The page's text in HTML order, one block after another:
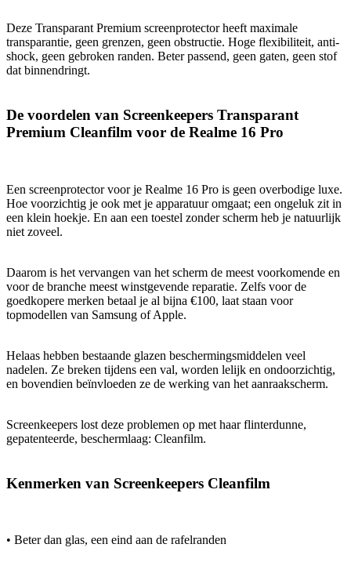
Deze Transparant Premium screenprotector heeft maximale
transparantie, geen grenzen, geen obstructie. Hoge flexibiliteit, anti-
shock, geen gebroken randen. Beter passend, geen gaten, geen stof
dat binnendringt.
De voordelen van Screenkeepers Transparant
Premium Cleanfilm voor de Realme 16 Pro
Een screenprotector voor je Realme 16 Pro is geen overbodige luxe.
Hoe voorzichtig je ook met je apparatuur omgaat; een ongeluk zit in
een klein hoekje. En aan een toestel zonder scherm heb je natuurlijk
niet zoveel.
Daarom is het vervangen van het scherm de meest voorkomende en
voor de branche meest winstgevende reparatie. Zelfs voor de
goedkopere merken betaal je al bijna €100, laat staan voor
topmodellen van Samsung of Apple.
Helaas hebben bestaande glazen beschermingsmiddelen veel
nadelen. Ze breken tijdens een val, worden lelijk en ondoorzichtig,
en bovendien beïnvloeden ze de werking van het aanraakscherm.
Screenkeepers lost deze problemen op met haar flinterdunne,
gepatenteerde, beschermlaag: Cleanfilm.
Kenmerken van Screenkeepers Cleanfilm
• Beter dan glas, een eind aan de rafelranden